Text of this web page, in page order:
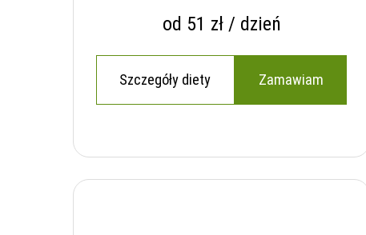
od 51 zł / dzień
Szczegóły diety Zamawiam